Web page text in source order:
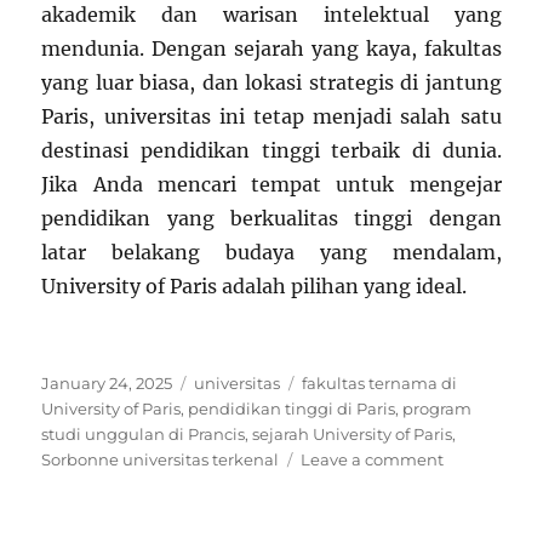
akademik dan warisan intelektual yang
mendunia. Dengan sejarah yang kaya, fakultas
yang luar biasa, dan lokasi strategis di jantung
Paris, universitas ini tetap menjadi salah satu
destinasi pendidikan tinggi terbaik di dunia.
Jika Anda mencari tempat untuk mengejar
pendidikan yang berkualitas tinggi dengan
latar belakang budaya yang mendalam,
University of Paris adalah pilihan yang ideal.
Posted
on
January 24, 2025 Categories
universitas Tags
fakultas ternama di
University of Paris, pendidikan tinggi di Paris, program
studi unggulan di Prancis,sejarah University of Paris,
Sorbonne universitas terkenal
Leave a commenton